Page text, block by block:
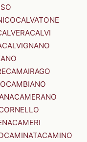
CALVATONE
CALVI
CALVIGNANO
CAMAIRAGO
CAMBIANO
CAMERANO
CAMERI
CAMINATACAMINO